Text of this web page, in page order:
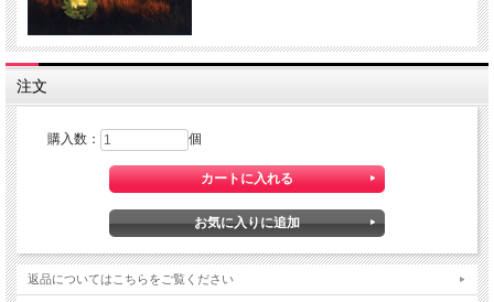
注文
購入数： 個
返品についてはこちらをご覧ください